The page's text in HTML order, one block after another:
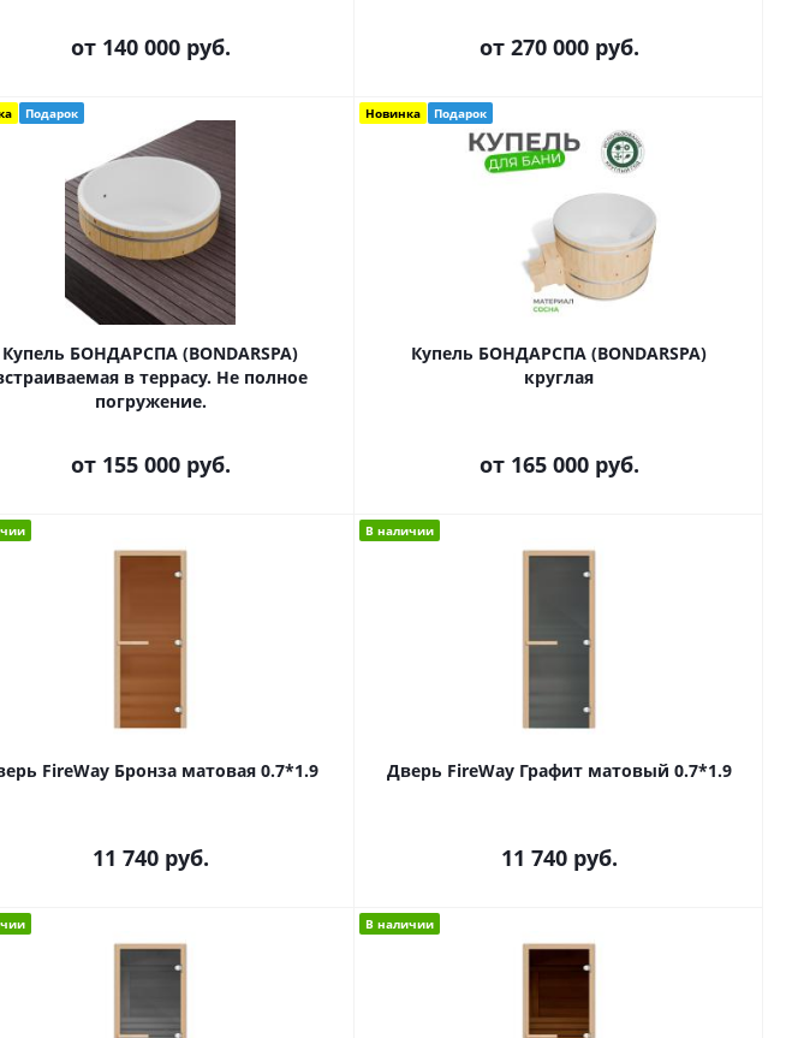
от 140 000 руб. от 270 000 руб.
Подарок
Купель БОНДАРСПА (BONDARSPA)
в террасу. Не полное
погружение.
от 155 000 руб.
Новинка Подарок
Купель БОНДАРСПА (BONDARSPA)
круглая
от 165 000 руб.
FireWay Бронза матовая 0.7*1.9
11 740руб.
В наличии
Дверь FireWay Графит матовый 0.7*1.9
11 740руб.
В наличии